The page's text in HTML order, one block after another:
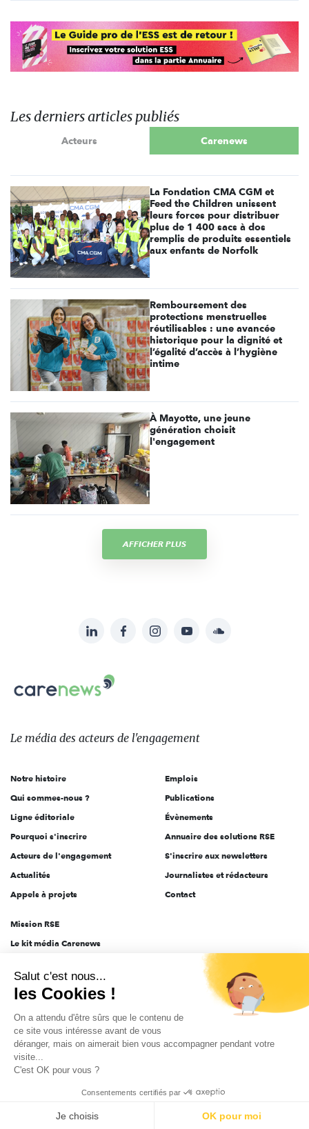
Les derniers articles publiés
Acteurs Carenews
La Fondation CMA CGM et
Feed the Children unissent
leurs forces pour distribuer
plus de 1 400 sacs à dos
remplis de produits essentiels
aux enfants de Norfolk
Remboursement des
protections menstruelles
réutilisables : une avancée
historique pour la dignité et
l’égalité d’accès à l’hygiène
intime
À Mayotte, une jeune
génération choisit
l'engagement
AFFICHER PLUS
sur:
LinkedInFacebookInstagramYouTubeSoundcloud
Le
des
l'engagement
Le média des acteurs de l'engagement
Notre histoire
Qui sommes-nous ?
Ligne éditoriale
Pourquoi s'inscrire
Acteurs de l'engagement
Actualités
Appels à projets
Emplois
Publications
Évènements
Annuaire des solutions RSE
S'inscrire aux newsletters
Journalistes et rédacteurs
Contact
Mission RSE
Le kit média Carenews
AEF info
Novethic
PRODURABLE
Inclusiv Day
Données personnelles Mentions légales 2025-2026 Tout droits réservés
Salut c'est nous...
les Cookies !
On a attendu d'être sûrs que le contenu de
ce site vous intéresse avant de vous
déranger, mais on aimerait bien vous accompagner pendant votre
visite...
C'est OK pour vous ?
Consentements certifiés par
Je choisis OK pour moi